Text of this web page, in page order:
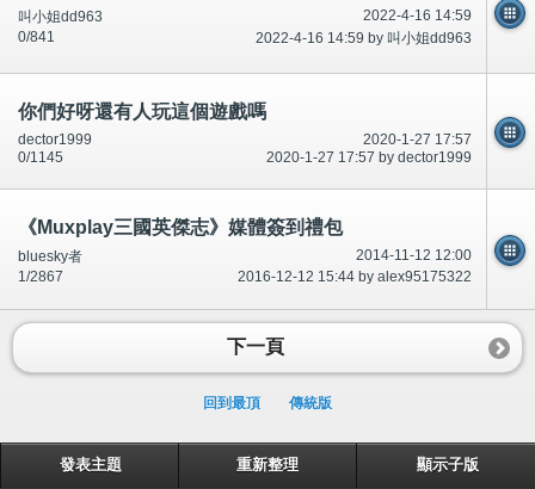
2022-4-16 14:59
叫小姐dd963
2022-4-16 14:59 by 叫小姐dd963
0/841
你們好呀還有人玩這個遊戲嗎
2020-1-27 17:57
dector1999
2020-1-27 17:57 by dector1999
0/1145
《Muxplay三國英傑志》媒體簽到禮包
2014-11-12 12:00
bluesky者
2016-12-12 15:44 by alex95175322
1/2867
下一頁
回到最頂 傳統版
發表主題 重新整理 顯示子版